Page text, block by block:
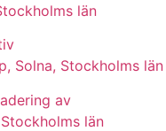
län
Solna, Stockholms län
av
län